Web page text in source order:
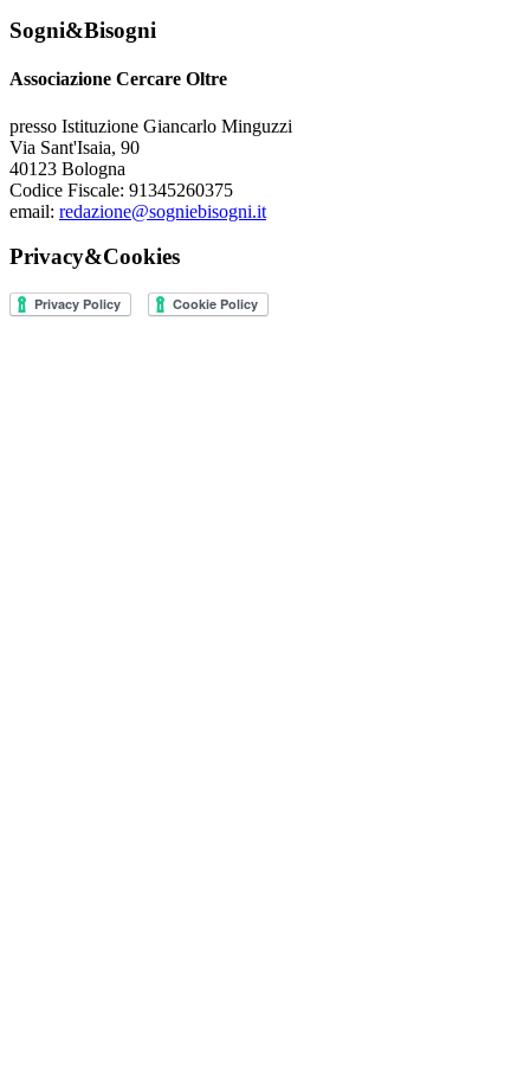
Sogni&Bisogni
Associazione Cercare Oltre
presso Istituzione Giancarlo Minguzzi
Via Sant'Isaia, 90
40123 Bologna
Codice Fiscale: 91345260375
email: redazione@sogniebisogni.it
Privacy&Cookies